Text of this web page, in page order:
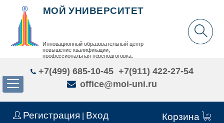
Регистрация Вход Корзина
МОЙ УНИВЕРСИТЕТ
Инновационный образовательный центр
повышение квалификации,
профессиональная переподготовка,
+7(499) 685-10-45 +7(911) 422-27-54
office@moi-uni.ru